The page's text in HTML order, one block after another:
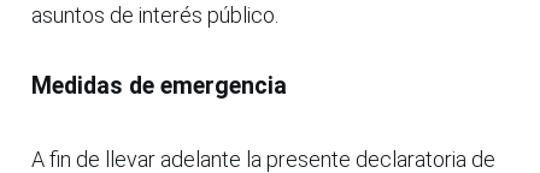
asuntos de interés público.
Medidas de emergencia
A fin de llevar adelante la presente declaratoria de